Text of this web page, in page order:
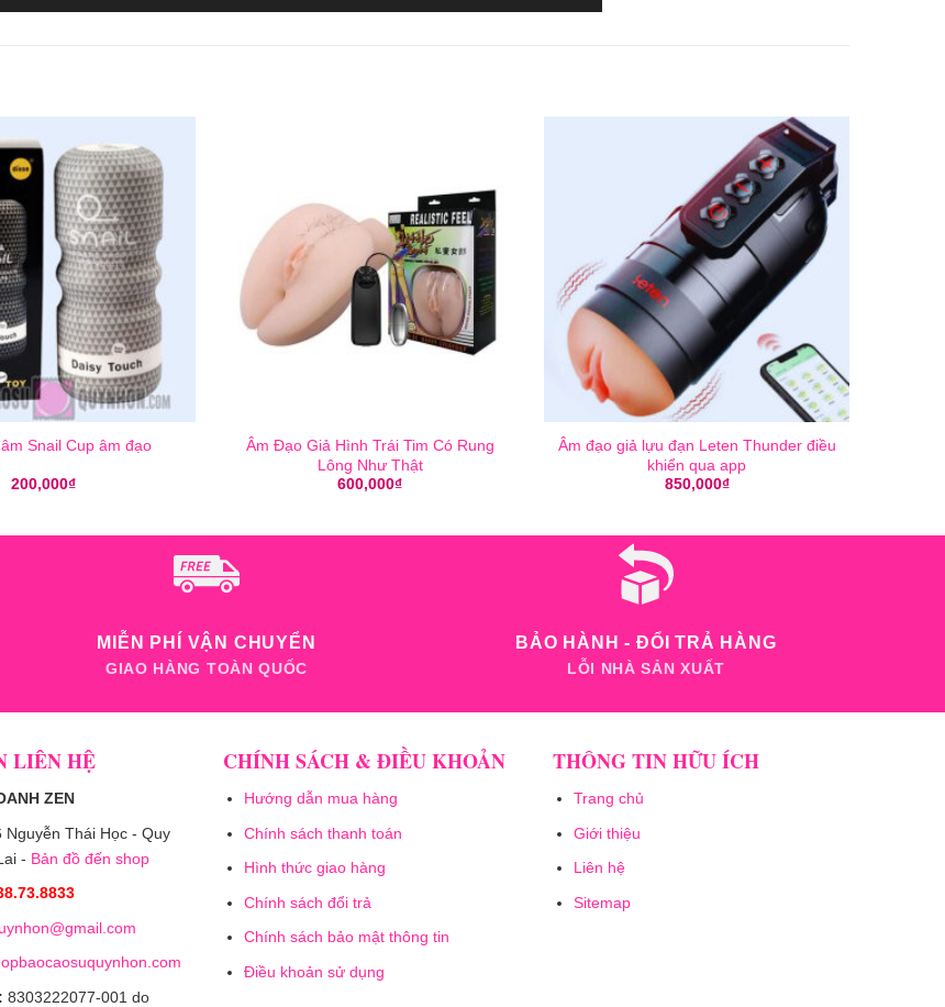
Snail Cup âm đạo
200,000₫
Âm Đạo Giả Hình Trái Tim Có Rung
Lông Như Thật
600,000₫
Âm đạo giả lựu đạn Leten Thunder điều
khiển qua app
850,000₫
MIỄN PHÍ VẬN CHUYỂN
GIAO HÀNG TOÀN QUỐC
BẢO HÀNH - ĐỔI TRẢ HÀNG
LỖI NHÀ SẢN XUẤT
LIÊN HỆ
ZEN
Nguyễn Thái Học - Quy
- Bản đồ đến shop
8303222077-001 do
CHÍNH SÁCH & ĐIỀU KHOẢN
Hướng dẫn mua hàng
Chính sách thanh toán
Hình thức giao hàng
Chính sách đổi trả
Chính sách bảo mật thông tin
Điều khoản sử dụng
THÔNG TIN HỮU ÍCH
Trang chủ
Giới thiệu
Liên hệ
Sitemap